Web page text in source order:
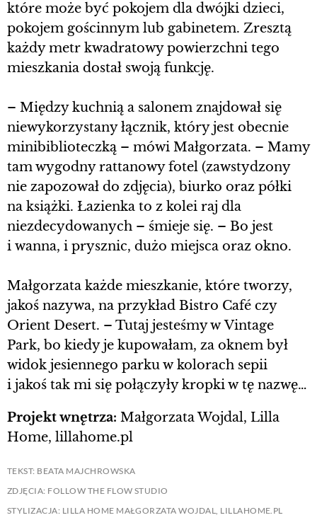
które może być pokojem dla dwójki dzieci,
pokojem gościnnym lub gabinetem. Zresztą
każdy metr kwadratowy powierzchni tego
mieszkania dostał swoją funkcję.
– Między kuchnią a salonem znajdował się
niewykorzystany łącznik, który jest obecnie
minibiblioteczką – mówi Małgorzata. – Mamy
tam wygodny rattanowy fotel (zawstydzony
nie zapozował do zdjęcia), biurko oraz półki
na książki. Łazienka to z kolei raj dla
niezdecydowanych – śmieje się. – Bo jest
i wanna, i prysznic, dużo miejsca oraz okno.
Małgorzata każde mieszkanie, które tworzy,
jakoś nazywa, na przykład Bistro Café czy
Orient Desert. – Tutaj jesteśmy w Vintage
Park, bo kiedy je kupowałam, za oknem był
widok jesiennego parku w kolorach sepii
i jakoś tak mi się połączyły kropki w tę nazwę…
Projekt wnętrza: Małgorzata Wojdal, Lilla
Home, lillahome.pl
TEKST: BEATA MAJCHROWSKA
ZDJĘCIA: FOLLOW THE FLOW STUDIO
STYLIZACJA: LILLA HOME MAŁGORZATA WOJDAL, LILLAHOME.PL